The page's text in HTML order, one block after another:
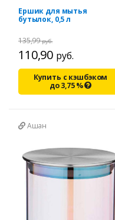
Ершик для мытья
бутылок, 0,5 л
110,90 руб.
135,99руб.
Купить с кэшбэком
до3,75%
Ашан